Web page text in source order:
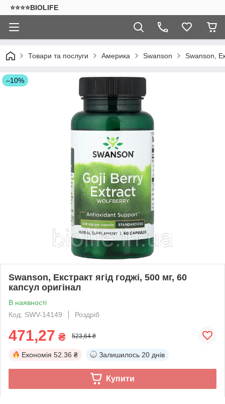
⭐⭐⭐⭐BIOLIFE
Товари та послуги Америка Swanson Swanson,
–10%
Swanson, Екстракт ягід годжі, 500 мг, 60
капсул оригінал
В наявності
Код: SWV-14149
Роздріб
471,27 ₴ 523,64 ₴
Економія 52.36 ₴ Залишилось 20 днів
Купити